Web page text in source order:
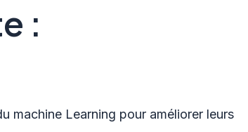
:
machine Learning pour améliorer leurs